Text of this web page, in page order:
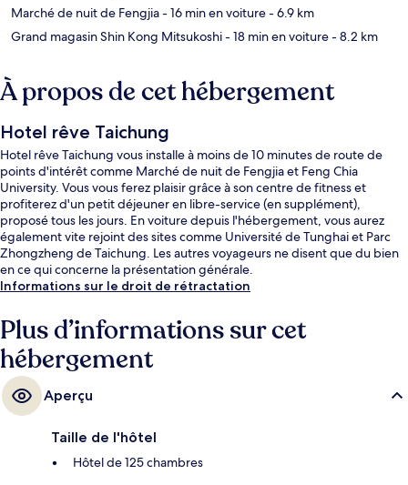
Marché de nuit de Fengjia- 16 min en voiture- 6.9 km
Grand magasin Shin Kong Mitsukoshi- 18 min en voiture- 8.2 km
À propos de cet hébergement
Hotel rêve Taichung
Hotel rêve Taichung vous installe à moins de 10 minutes de route de
points d'intérêt comme Marché de nuit de Fengjia et Feng Chia
University. Vous vous ferez plaisir grâce à son centre de fitness et
profiterez d'un petit déjeuner en libre-service (en supplément),
proposé tous les jours. En voiture depuis l'hébergement, vous aurez
également vite rejoint des sites comme Université de Tunghai et Parc
Zhongzheng de Taichung. Les autres voyageurs ne disent que du bien
en ce qui concerne la présentation générale.
Informations sur le droit de rétractation
Plus d’informations sur cet
hébergement
Aperçu
Taille de l'hôtel
Hôtel de 125 chambres